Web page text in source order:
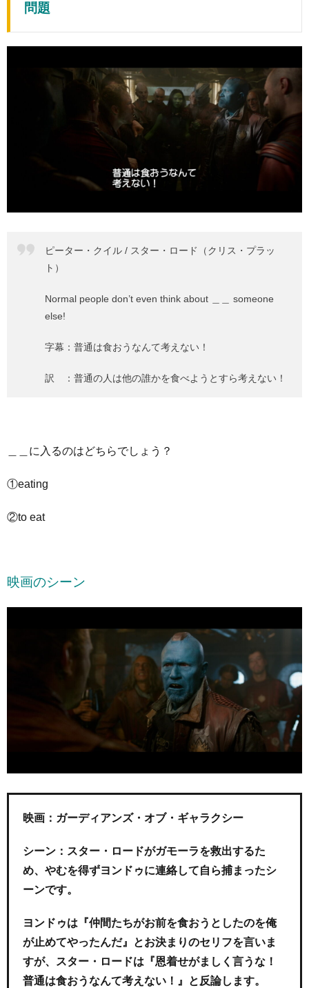
問題
ピーター・クイル / スター・ロード（クリス・プラッ
ト）
Normal people don’t even think about ＿＿ someone
else!
字幕：普通は食おうなんて考えない！
訳 ：普通の人は他の誰かを食べようとすら考えない！
＿＿に入るのはどちらでしょう？
①eating
②to eat
映画のシーン
映画：ガーディアンズ・オブ・ギャラクシー
シーン：スター・ロードがガモーラを救出するた
め、やむを得ずヨンドゥに連絡して自ら捕まったシ
ーンです。
ヨンドゥは『仲間たちがお前を食おうとしたのを俺
が止めてやったんだ』とお決まりのセリフを言いま
すが、スター・ロードは『恩着せがましく言うな！
普通は食おうなんて考えない！』と反論します。